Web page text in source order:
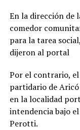
En la dirección de
comedor
para la tarea
dijeron al portal
Por el contrario,
partidario de
en la localidad
intendencia bajo
Perotti.